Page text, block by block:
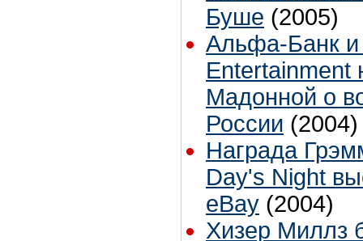
Буше (2005)
Альфа-Банк и
Entertainment
Мадонной о
России (2004)
Награда
Day's Night
eBay (2004)
Хизер Миллз